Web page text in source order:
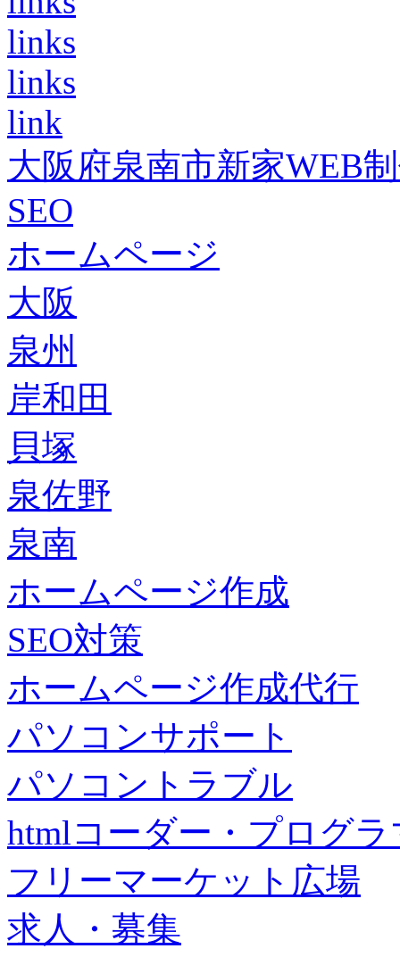
links
links
link
大阪府泉南市新家WEB
SEO
ホームページ
大阪
泉州
岸和田
貝塚
泉佐野
泉南
ホームページ作成
SEO対策
ホームページ作成代行
パソコンサポート
パソコントラブル
htmlコーダー・プログラ
フリーマーケット広場
求人・募集